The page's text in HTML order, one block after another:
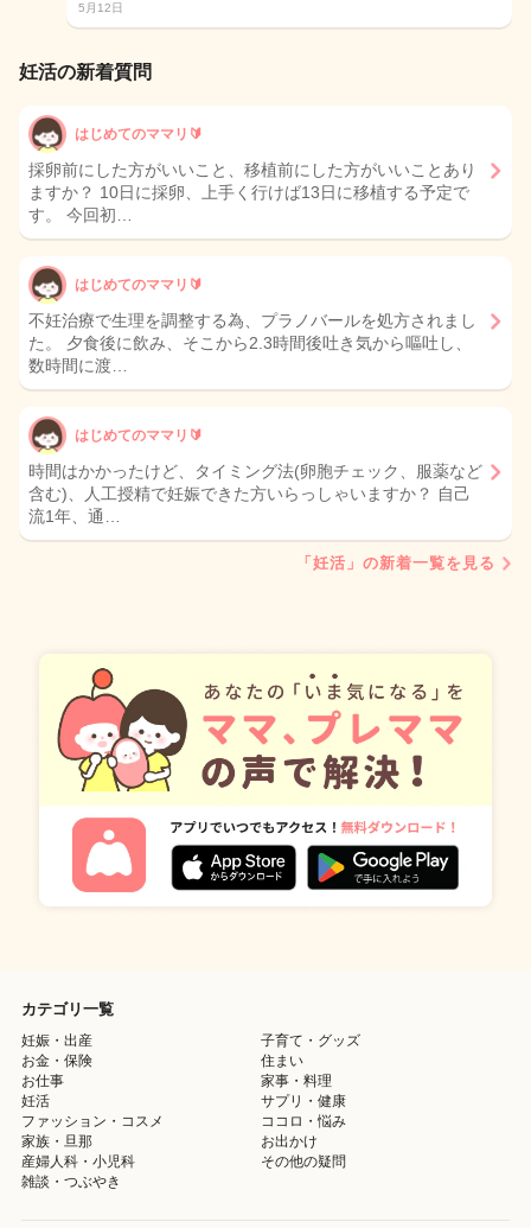
5月12日
妊活の新着質問
はじめてのママリ🔰
採卵前にした方がいいこと、移植前にした方がいいことあり
ますか？ 10日に採卵、上手く行けば13日に移植する予定で
す。 今回初…
はじめてのママリ🔰
不妊治療で生理を調整する為、プラノバールを処方されまし
た。 夕食後に飲み、そこから2.3時間後吐き気から嘔吐し、
数時間に渡…
はじめてのママリ🔰
時間はかかったけど、タイミング法(卵胞チェック、服薬など
含む)、人工授精で妊娠できた方いらっしゃいますか？ 自己
流1年、通…
「妊活」の新着一覧を見る
カテゴリ一覧
妊娠・出産
子育て・グッズ
お金・保険
住まい
お仕事
家事・料理
妊活
サプリ・健康
ファッション・コスメ
ココロ・悩み
家族・旦那
お出かけ
産婦人科・小児科
その他の疑問
雑談・つぶやき